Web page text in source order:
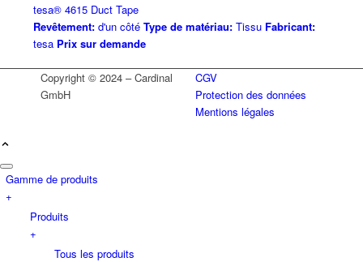
tesa® 4615 Duct Tape
Revêtement:d'un côté Type de matériau:Tissu Fabricant:
tesa Prix sur demande
Copyright © 2024 – Cardinal
GmbH
CGV
Protection des données
Mentions légales
Gamme de produits
+
Produits
+
Tous les produits